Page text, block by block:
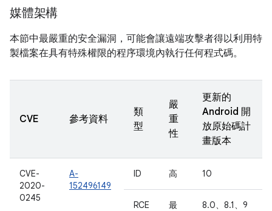
媒體架構
本節中最嚴重的安全漏洞，可能會讓遠端攻擊者得以利用特
製檔案在具有特殊權限的程序環境內執行任何程式碼。
CVE 參考資料
類
型
嚴
重
性
更新的
Android 開
放原始碼計
畫版本
CVE-
2020-
0245
A-
152496149
ID 高 10
RCE
最
8.0、8.1、9